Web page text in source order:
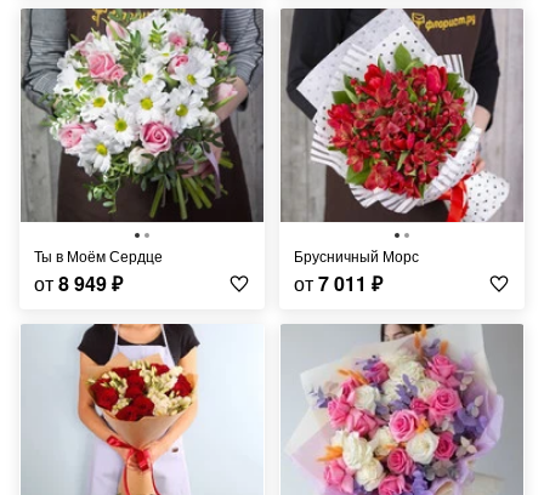
Ты в Моём Сердце
от8 949₽
Брусничный Морс
от7 011 ₽